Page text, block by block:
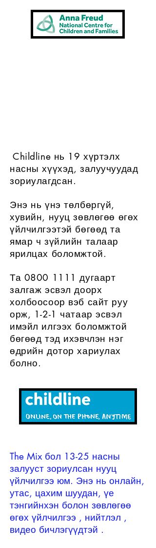
Childline нь 19 хүртэлх
насны хүүхэд, залуучуудад
зориулагдсан.
Энэ нь үнэ төлбөргүй,
хувийн, нууц зөвлөгөө өгөх
үйлчилгээтэй бөгөөд та
ямар ч зүйлийн талаар
ярилцах боломжтой.
Та 0800 1111 дугаарт
залгаж эсвэлдоорх
холбоосоор вэб сайт руу
орж, 1-2-1 чатаар эсвэл
имэйл илгээх боломжтой
бөгөөд тэд ихэвчлэн нэг
өдрийн дотор хариулах
болно.
The Mix бол 13-25 насны
залууст зориулсан нууц
үйлчилгээ юм. Энэ нь онлайн,
утас, цахим шуудан, үе
тэнгийнхэн болон зөвлөгөө
өгөх үйлчилгээ , нийтлэл ,
видео бичлэгүүдтэй .